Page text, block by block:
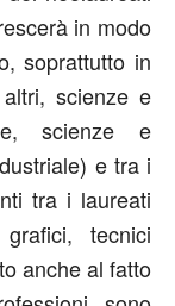
in modo
soprattutto in
scienze e
scienze e
e tra i
tra i laureati
tecnici
anche al fatto